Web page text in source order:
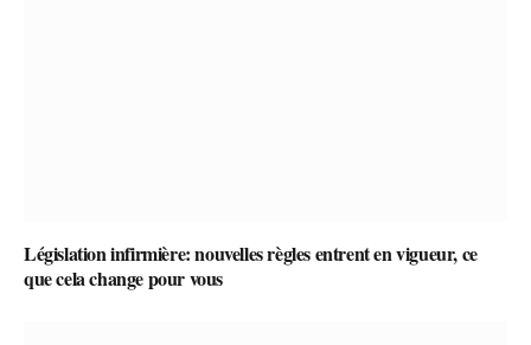
Législation infirmière: nouvelles règles entrent en vigueur, ce
que cela change pour vous